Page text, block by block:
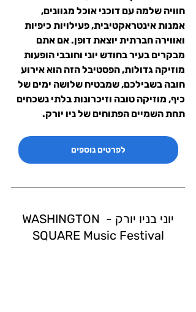
חוויה שלמה עם דוכני אוכל מגוונים,
אמנות אינטראקטיבית, פעילויות כיפיות
ואווירה חברתית יוצאת דופן. אם אתם
מבקרים בעיר בחודש יוני וחובבי הופעות
מוזיקה גדולות, הפסטיבל הזה הוא אירוע
חובה בשבילכם, שמבטיח שלושה ימים של
כיף, מוזיקה טובה וזיכרונות בלתי נשכחים
תחת השמיים הפתוחים של ניו יורק.
לפרטים נוספים
יוני בניו יורק - WASHINGTON
SQUARE Music Festival